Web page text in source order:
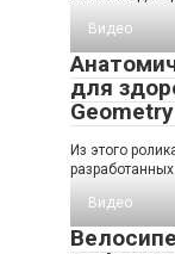
Видео
для
Из этого
Видео